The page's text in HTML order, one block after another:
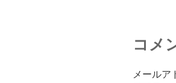
コメ
メールア